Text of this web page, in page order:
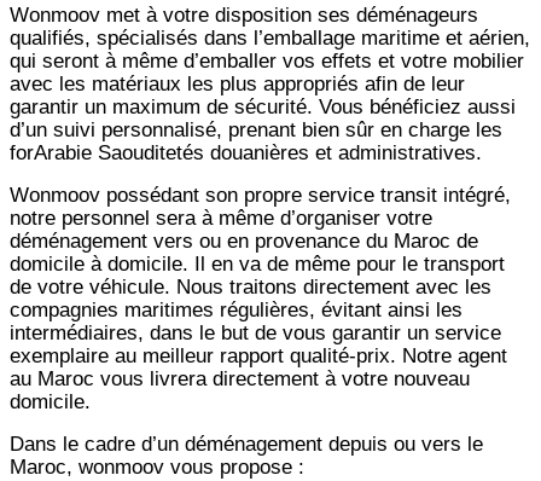
Wonmoov met à votre disposition ses déménageurs
qualifiés, spécialisés dans l’emballage maritime et aérien,
qui seront à même d’emballer vos effets et votre mobilier
avec les matériaux les plus appropriés afin de leur
garantir un maximum de sécurité. Vous bénéficiez aussi
d’un suivi personnalisé, prenant bien sûr en charge les
forArabie Saouditetés douanières et administratives.
Wonmoov possédant son propre service transit intégré,
notre personnel sera à même d’organiser votre
déménagement vers ou en provenance du Maroc de
domicile à domicile. Il en va de même pour le transport
de votre véhicule. Nous traitons directement avec les
compagnies maritimes régulières, évitant ainsi les
intermédiaires, dans le but de vous garantir un service
exemplaire au meilleur rapport qualité-prix. Notre agent
au Maroc vous livrera directement à votre nouveau
domicile.
Dans le cadre d’un déménagement depuis ou vers le
Maroc, wonmoov vous propose :